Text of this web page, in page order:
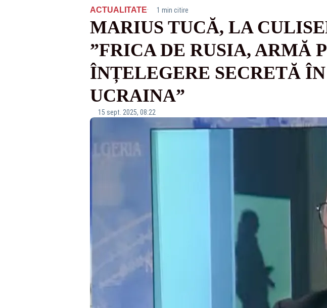
ACTUALITATE· 1 min citire
MARIUS TUCĂ, LA
”FRICA DE RUSIA, ARMĂ
ÎNȚELEGERE SECRETĂ
UCRAINA”
15 sept. 2025, 08:22